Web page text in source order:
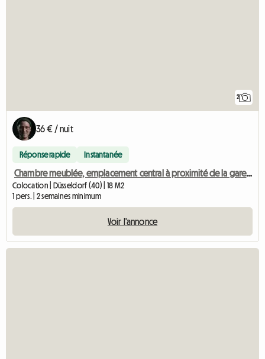
2
36 € / nuit
Réponse rapide Instantanée
Chambre meublée, emplacement central à proximité de la gare principale
Colocation | Düsseldorf (40) | 18 M2
1 pers. | 2 semaines minimum
Voir l'annonce